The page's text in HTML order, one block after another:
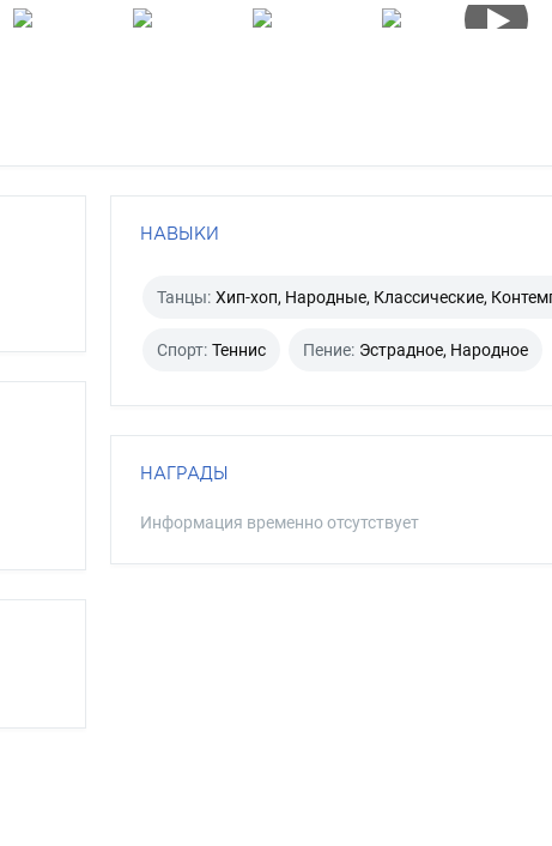
длинные
НАВЫКИ
Танцы: Хип-хоп, Народные, Классические,
Спорт: Теннис Пение: Эстрадное, Народное
НАГРАДЫ
Информация временно отсутствует